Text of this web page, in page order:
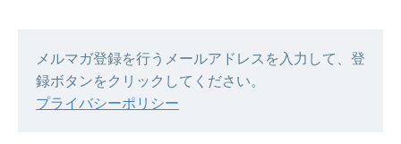
メルマガ登録を行うメールアドレスを入力して、登
録ボタンをクリックしてください。
プライバシーポリシー